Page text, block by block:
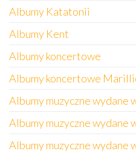
Albumy Katatonii
Albumy Kent
Albumy koncertowe
Albumy koncertowe
Albumy muzyczne wydane
Albumy muzyczne wydane
Albumy muzyczne wydane